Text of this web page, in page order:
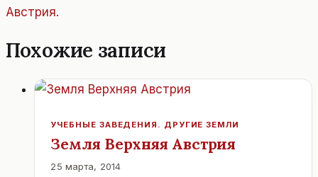
Австрия.
Похожие записи
УЧЕБНЫЕ ЗАВЕДЕНИЯ. ДРУГИЕ ЗЕМЛИ
Земля Верхняя Австрия
25 марта, 2014